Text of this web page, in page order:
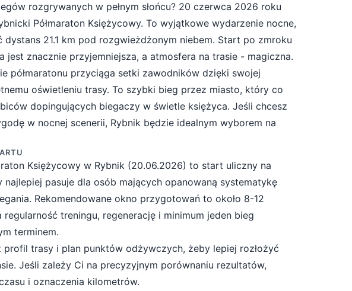
rozgrywanych w pełnym słońcu? 20 czerwca 2026 roku
Półmaraton Księżycowy. To wyjątkowe wydarzenie nocne,
21.1 km pod rozgwieżdżonym niebem. Start po zmroku
jest znacznie przyjemniejsza, a atmosfera na trasie - magiczna.
półmaratonu przyciąga setki zawodników dzięki swojej
oświetleniu trasy. To szybki bieg przez miasto, który co
dopingujących biegaczy w świetle księżyca. Jeśli chcesz
w nocnej scenerii, Rybnik będzie idealnym wyborem na
Księżycowy w Rybnik (20.06.2026) to start uliczny na
najlepiej pasuje dla osób mających opanowaną systematykę
. Rekomendowane okno przygotowań to około 8-12
regularność treningu, regenerację i minimum jeden bieg
terminem.
profil trasy i plan punktów odżywczych, żeby lepiej rozłożyć
Jeśli zależy Ci na precyzyjnym porównaniu rezultatów,
i oznaczenia kilometrów.